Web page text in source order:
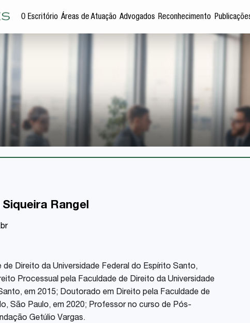
O Escritório Áreas de Atuação Advogados Reconhecimento
Rangel
de Direito da Universidade Federal do Espírito Santo,
Processual pela Faculdade de Direito da Universidade
em 2015; Doutorado em Direito pela Faculdade de
São Paulo, em 2020; Professor no curso de Pós-
Getúlio Vargas.